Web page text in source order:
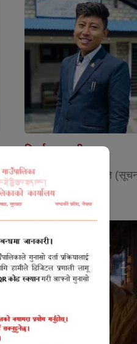
निदर्शन थकाली
सूचना प्रविधि अधिकृत
फोन:
9849285118